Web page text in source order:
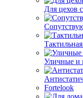
Для цехов
Уличные и
Fortelook